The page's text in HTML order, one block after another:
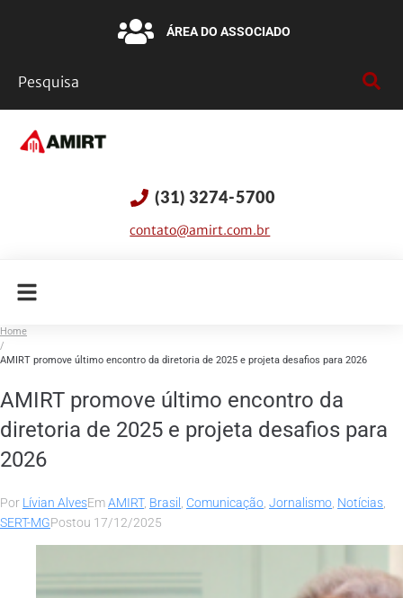
ÁREA DO ASSOCIADO
(31) 3274-5700
contato@amirt.com.br
Home
/
AMIRT promove último encontro da diretoria de 2025 e projeta desafios para 2026
AMIRT promove último encontro da
diretoria de 2025 e projeta desafios para
2026
Por Lívian AlvesEmAMIRT, Brasil Comunicação Jornalismo Notícias
SERT-MGPostou 17/12/2025